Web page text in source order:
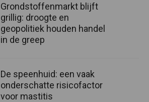
Grondstoffenmarkt blijft
grillig: droogte en
geopolitiek houden handel
in de greep
De speenhuid: een vaak
onderschatte risicofactor
voor mastitis